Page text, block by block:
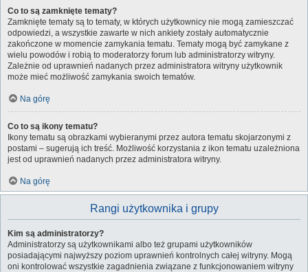
Co to są zamknięte tematy?
Zamknięte tematy są to tematy, w których użytkownicy nie mogą zamieszczać
odpowiedzi, a wszystkie zawarte w nich ankiety zostały automatycznie
zakończone w momencie zamykania tematu. Tematy mogą być zamykane z
wielu powodów i robią to moderatorzy forum lub administratorzy witryny.
Zależnie od uprawnień nadanych przez administratora witryny użytkownik
może mieć możliwość zamykania swoich tematów.
Na górę
Co to są ikony tematu?
Ikony tematu są obrazkami wybieranymi przez autora tematu skojarzonymi z
postami – sugerują ich treść. Możliwość korzystania z ikon tematu uzależniona
jest od uprawnień nadanych przez administratora witryny.
Na górę
Rangi użytkownika i grupy
Kim są administratorzy?
Administratorzy są użytkownikami albo też grupami użytkowników
posiadającymi najwyższy poziom uprawnień kontrolnych całej witryny. Mogą
oni kontrolować wszystkie zagadnienia związane z funkcjonowaniem witryny